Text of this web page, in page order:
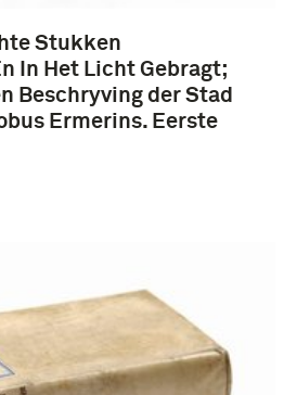
Stukken
In Het Licht Gebragt;
Beschryving der Stad
Ermerins. Eerste